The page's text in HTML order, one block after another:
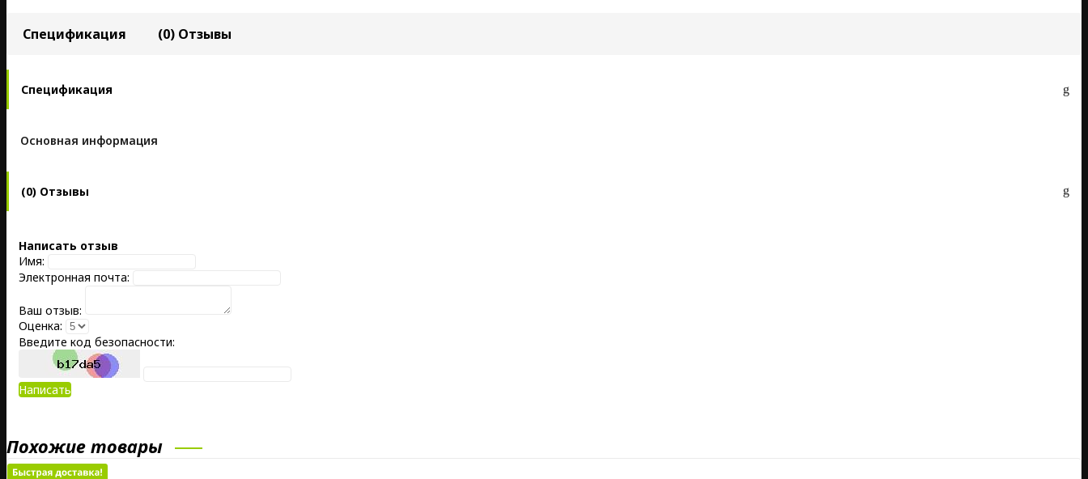
Спецификация (0) Отзывы
Спецификация
Основная информация
(0) Отзывы
Написать отзыв
Имя:
Электронная почта:
Ваш отзыв:
Оценка:
Введите код безопасности:
Написать
Похожие товары